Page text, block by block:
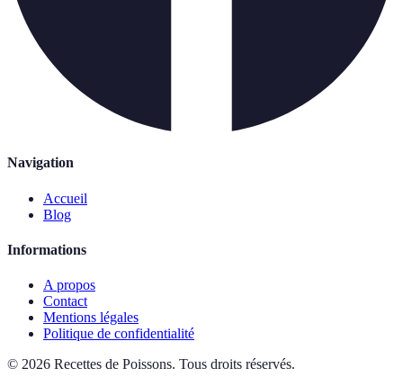
Navigation
Accueil
Blog
Informations
A propos
Contact
Mentions légales
Politique de confidentialité
© 2026 Recettes de Poissons. Tous droits réservés.